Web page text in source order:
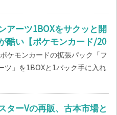
アーツ1BOXをサクッと開
酷い【ポケモンカード/20
ポケモンカードの拡張パック「フ
ツ」を1BOXと1パック手に入れ
ターVの再販、古本市場と